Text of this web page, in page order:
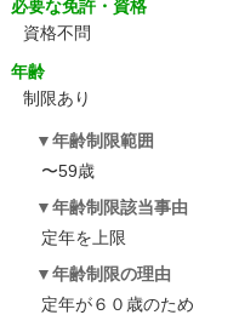
必要な免許・資格
資格不問
年齢
制限あり
年齢制限範囲
〜59歳
年齢制限該当事由
定年を上限
年齢制限の理由
定年が６０歳のため